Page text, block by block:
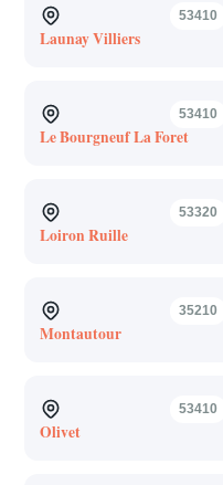
53410
Launay Villiers
53410
Le Bourgneuf La Foret
53320
Loiron Ruille
35210
Montautour
53410
Olivet